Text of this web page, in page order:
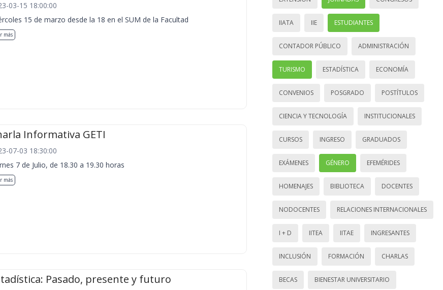
03-15 18:00:00
15 de marzo desde la 18 en el SUM de la Facultad
más
Informativa GETI
07-03 18:30:00
7 de Julio, de 18.30 a 19.30 horas
más
Pasado, presente y futuro
IIATA IIE ESTUDIANTES
CONTADOR PÚBLICO ADMINISTRACIÓN
TURISMO ESTADÍSTICA ECONOMÍA
CONVENIOS POSGRADO POSTÍTULOS
CIENCIA Y TECNOLOGÍA INSTITUCIONALES
CURSOS INGRESO GRADUADOS
EXÁMENES GÉNERO EFEMÉRIDES
HOMENAJES BIBLIOTECA DOCENTES
NODOCENTES RELACIONES INTERNACIONALES
I + D IITEA IITAE INGRESANTES
INCLUSIÓN FORMACIÓN CHARLAS
BECAS BIENESTAR UNIVERSITARIO